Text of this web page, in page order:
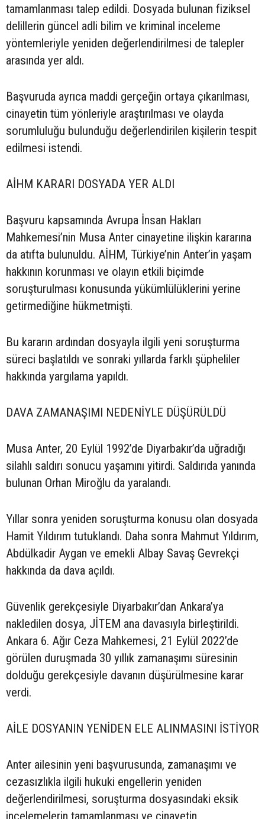
tamamlanması talep edildi. Dosyada bulunan fiziksel
delillerin güncel adli bilim ve kriminal inceleme
yöntemleriyle yeniden değerlendirilmesi de talepler
arasında yer aldı.
Başvuruda ayrıca maddi gerçeğin ortaya çıkarılması,
cinayetin tüm yönleriyle araştırılması ve olayda
sorumluluğu bulunduğu değerlendirilen kişilerin tespit
edilmesi istendi.
AİHM KARARI DOSYADA YER ALDI
Başvuru kapsamında Avrupa İnsan Hakları
Mahkemesi’nin Musa Anter cinayetine ilişkin kararına
da atıfta bulunuldu. AİHM, Türkiye’nin Anter’in yaşam
hakkının korunması ve olayın etkili biçimde
soruşturulması konusunda yükümlülüklerini yerine
getirmediğine hükmetmişti.
Bu kararın ardından dosyayla ilgili yeni soruşturma
süreci başlatıldı ve sonraki yıllarda farklı şüpheliler
hakkında yargılama yapıldı.
DAVA ZAMANAŞIMI NEDENİYLE DÜŞÜRÜLDÜ
Musa Anter, 20 Eylül 1992’de Diyarbakır’da uğradığı
silahlı saldırı sonucu yaşamını yitirdi. Saldırıda yanında
bulunan Orhan Miroğlu da yaralandı.
Yıllar sonra yeniden soruşturma konusu olan dosyada
Hamit Yıldırım tutuklandı. Daha sonra Mahmut Yıldırım,
Abdülkadir Aygan ve emekli Albay Savaş Gevrekçi
hakkında da dava açıldı.
Güvenlik gerekçesiyle Diyarbakır’dan Ankara’ya
nakledilen dosya, JİTEM ana davasıyla birleştirildi.
Ankara 6. Ağır Ceza Mahkemesi, 21 Eylül 2022’de
görülen duruşmada 30 yıllık zamanaşımı süresinin
dolduğu gerekçesiyle davanın düşürülmesine karar
verdi.
AİLE DOSYANIN YENİDEN ELE ALINMASINI İSTİYOR
Anter ailesinin yeni başvurusunda, zamanaşımı ve
cezasızlıkla ilgili hukuki engellerin yeniden
değerlendirilmesi, soruşturma dosyasındaki eksik